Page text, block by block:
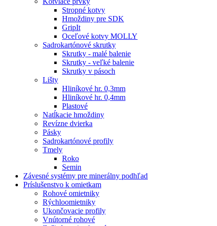
Stropné kotvy
Hmoždiny pre SDK
GripIt
Oceľové kotvy MOLLY
Sadrokartónové skrutky
Skrutky - malé balenie
Skrutky - veľké balenie
Skrutky v pásoch
Lišty
Hliníkové hr. 0,3mm
Hliníkové hr. 0,4mm
Plastové
Natĺkacie hmoždiny
Revízne dvierka
Pásky
Sadrokartónové profily
Tmely
Roko
Semin
Závesné systémy pre minerálny podhľad
Príslušenstvo k omietkam
Rohové omietniky
Rýchloomietniky
Ukončovacie profily
Vnútorné rohové